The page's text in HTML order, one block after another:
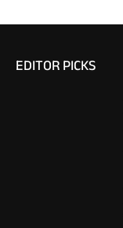
EDITOR PICKS